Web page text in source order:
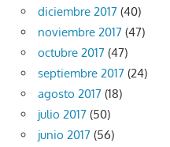
diciembre 2017 (40)
noviembre 2017 (47)
octubre 2017 (47)
septiembre 2017 (24)
agosto 2017 (18)
julio 2017 (50)
junio 2017 (56)